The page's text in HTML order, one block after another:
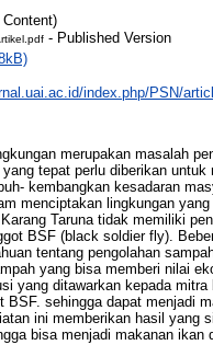
- Published Version
index.php/PSN/
merupakan masalah
tepat perlu diberikan
kembangkan kesadaran
menciptakan lingkungan
Taruna tidak memiliki
BSF (black soldier fly).
tentang pengolahan
yang bisa memberi nilai
yang ditawarkan kepada
BSF. sehingga dapat menjadi
ini memberikan hasil yang
bisa menjadi makanan